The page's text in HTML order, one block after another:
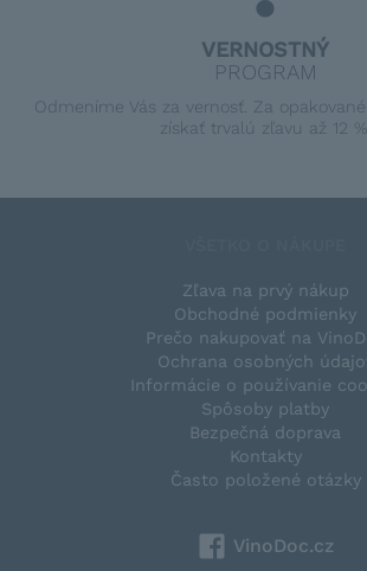
VERNOSTNÝ
PROGRAM
Odmeníme Vás za vernosť. Za
získať trvalú zľavu až 12 %.
Zľava na prvý nákup
Obchodné podmienky
Prečo nakupovať na
Ochrana osobných
Informácie o používanie
Spôsoby platby
Bezpečná doprava
Kontakty
Často položené otázky
VinoDoc.cz